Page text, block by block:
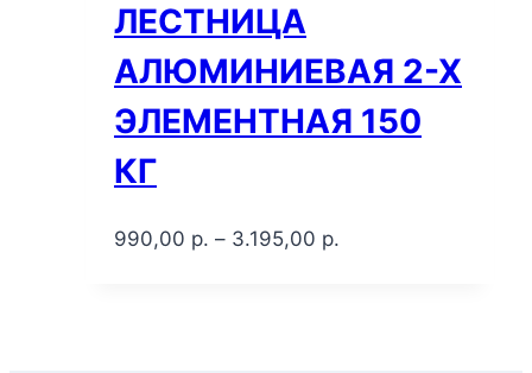
ЛЕСТНИЦА
АЛЮМИНИЕВАЯ 2-Х
ЭЛЕМЕНТНАЯ 150
КГ
990,00 р. – 3.195,00 р.